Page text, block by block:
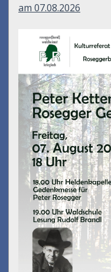
am 07.08.2026